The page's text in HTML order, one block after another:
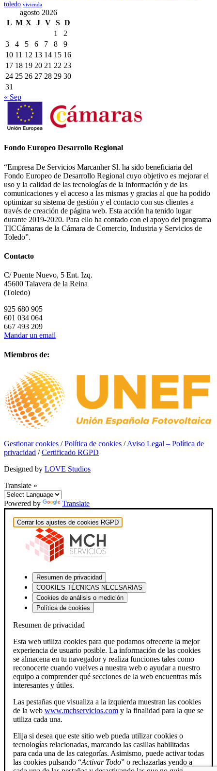
toledo vivienda
agosto 2026
L M X J V S D
1
2
3
4 5 6 7 8
9
10 11 12 13 14 15 16
17 18 19 20 21 22 23
24 25 26 27 28 29 30
31
« Sep
Fondo Europeo Desarrollo Regional
“Empresa De Servicios Marcanher Sl. ha sido beneficiaria del
Fondo Europeo de Desarrollo Regional cuyo objetivo es mejorar el
uso y la calidad de las tecnologías de la información y de las
comunicaciones y el acceso a las mismas y gracias al que ha podido
optimizar su sistema de gestión y el contacto con sus clientes a
través de creación de página web. Esta acción ha tenido lugar
durante 2019-2020. Para ello ha contado con el apoyo del programa
TICCámaras de la Cámara de Comercio, Industria y Servicios de
Toledo”.
Contacto
C/ Puente Nuevo, 5 Ent. Izq.
45600 Talavera de la Reina
(Toledo)
925 680 905
601 034 064
667 493 209
Mandar un email
Miembros de:
Gestionar cookies /Política de cookies /Aviso Legal – Política de
privacidad /Certificado RGPD
Designed by LOVE Studios
Translate »
Powered by Translate
Cerrar los ajustes de cookies RGPD
Resumen de privacidad
COOKIES TÉCNICAS NECESARIAS
Cookies de análisis o medición
Política de cookies
Resumen de privacidad
Esta web utiliza cookies para que podamos ofrecerte la mejor
experiencia de usuario posible. La información de las cookies
se almacena en tu navegador y realiza funciones tales como
reconocerte cuando vuelves a nuestra web o ayudar a nuestro
equipo a comprender qué secciones de la web encuentras más
interesantes y útiles.
Las pestañas que visualiza a la izquierda muestran las cookies
de la web www.mchservicios.com y la finalidad para la que se
utiliza cada una.
Elija si desea que este sitio web pueda utilizar cookies o
tecnologías relacionadas, marcando las casillas habilitadas
para cada una de las categorías. Asimismo, puede activar todas
las cookies pulsando “Activar Todo” o rechazarlas yendo a